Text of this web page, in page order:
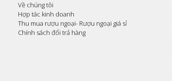
Về chúng tôi
Hợp tác kinh doanh
Thu mua rượu ngoại- Rượu ngoại giá sỉ
Chính sách đổi trả hàng